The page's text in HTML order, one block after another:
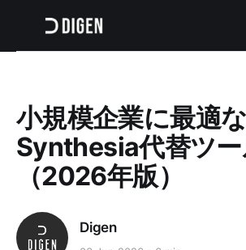
小規模企業に最適な
Synthesia代替ツ
（2026年版）
Digen